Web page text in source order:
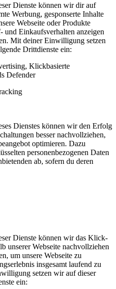
Dienste können wir dir auf
Werbung, gesponserte Inhalte
Webseite oder Produkte
und Einkaufsverhalten anzeigen
Mit deiner Einwilligung setzen
Drittdienste ein:
Klickbasierte
Defender
Dienstes können wir den Erfolg
besser nachvollziehen,
optimieren. Dazu
personenbezogenen Daten
ab, sofern du deren
Dienste können wir das Klick-
unserer Webseite nachvollziehen
um unsere Webseite zu
insgesamt laufend zu
setzen wir auf dieser
ein: